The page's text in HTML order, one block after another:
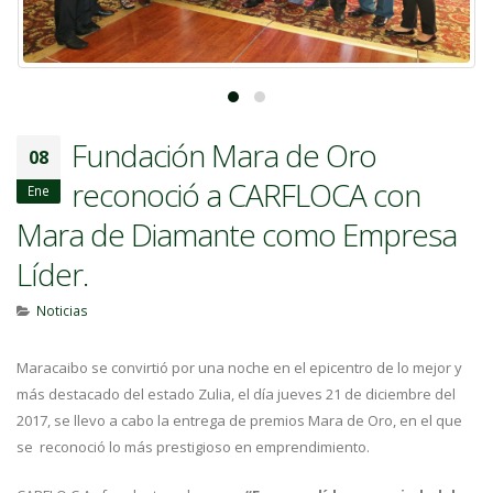
08
Ene
Fundación Mara de Oro
reconoció a CARFLOCA con
Mara de Diamante como Empresa
Líder.
Noticias
Maracaibo se convirtió por una noche en el epicentro de lo mejor y
más destacado del estado Zulia, el día jueves 21 de diciembre del
2017, se llevo a cabo la entrega de premios Mara de Oro, en el que
se reconoció lo más prestigioso en emprendimiento.